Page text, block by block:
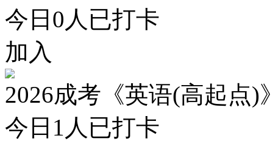
今日 0 人已打卡
加入
2026成考《英语(高起点)
今日 1 人已打卡